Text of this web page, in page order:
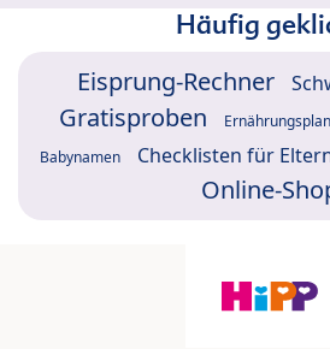
Häufig
Eisprung-Rechner
Gratisproben Ernährungsplan
Babynamen Checklisten für
Online-